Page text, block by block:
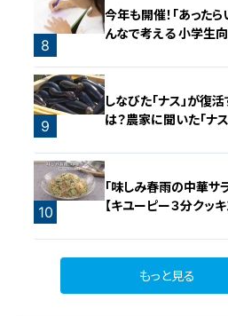
7
8
今年も開催！「あった
んなで考える 小学生
9
しなびた「ナス」が復
は？農家に聞いた「ナ
10
「味しみ春雨の中華サ
【キユーピー３分クッキ
もっと見る